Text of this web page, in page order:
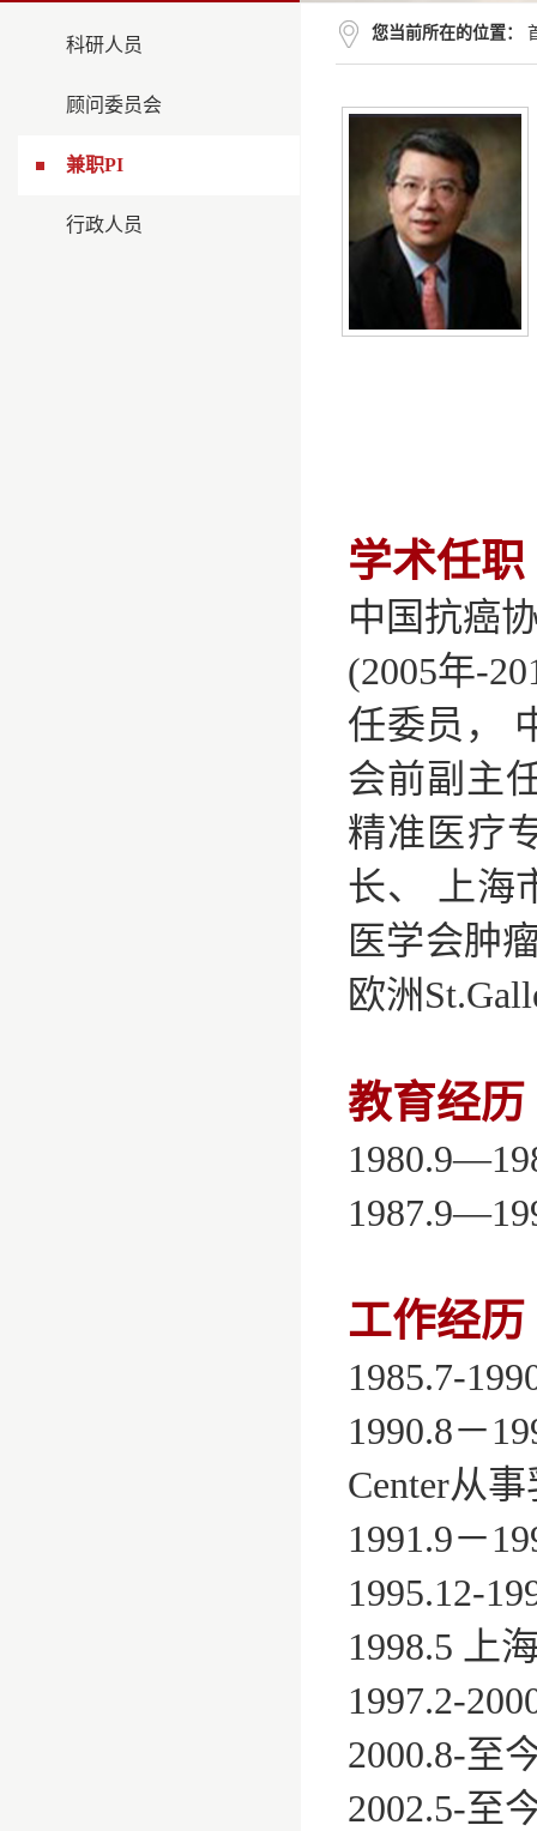
科研人员
顾问委员会
兼职PI
行政人员
您当前所在的位置：
学术任职
中国抗癌
(2005年-
任委员，
会前副主
精准医疗
长、 上海
医学会肿
欧洲
教育经历
工作经历
1985.7-
1990.8－
Center从
1991.9－
1995.12-
1998.5 上
1997.2-
2000.8-至
2002.5-至